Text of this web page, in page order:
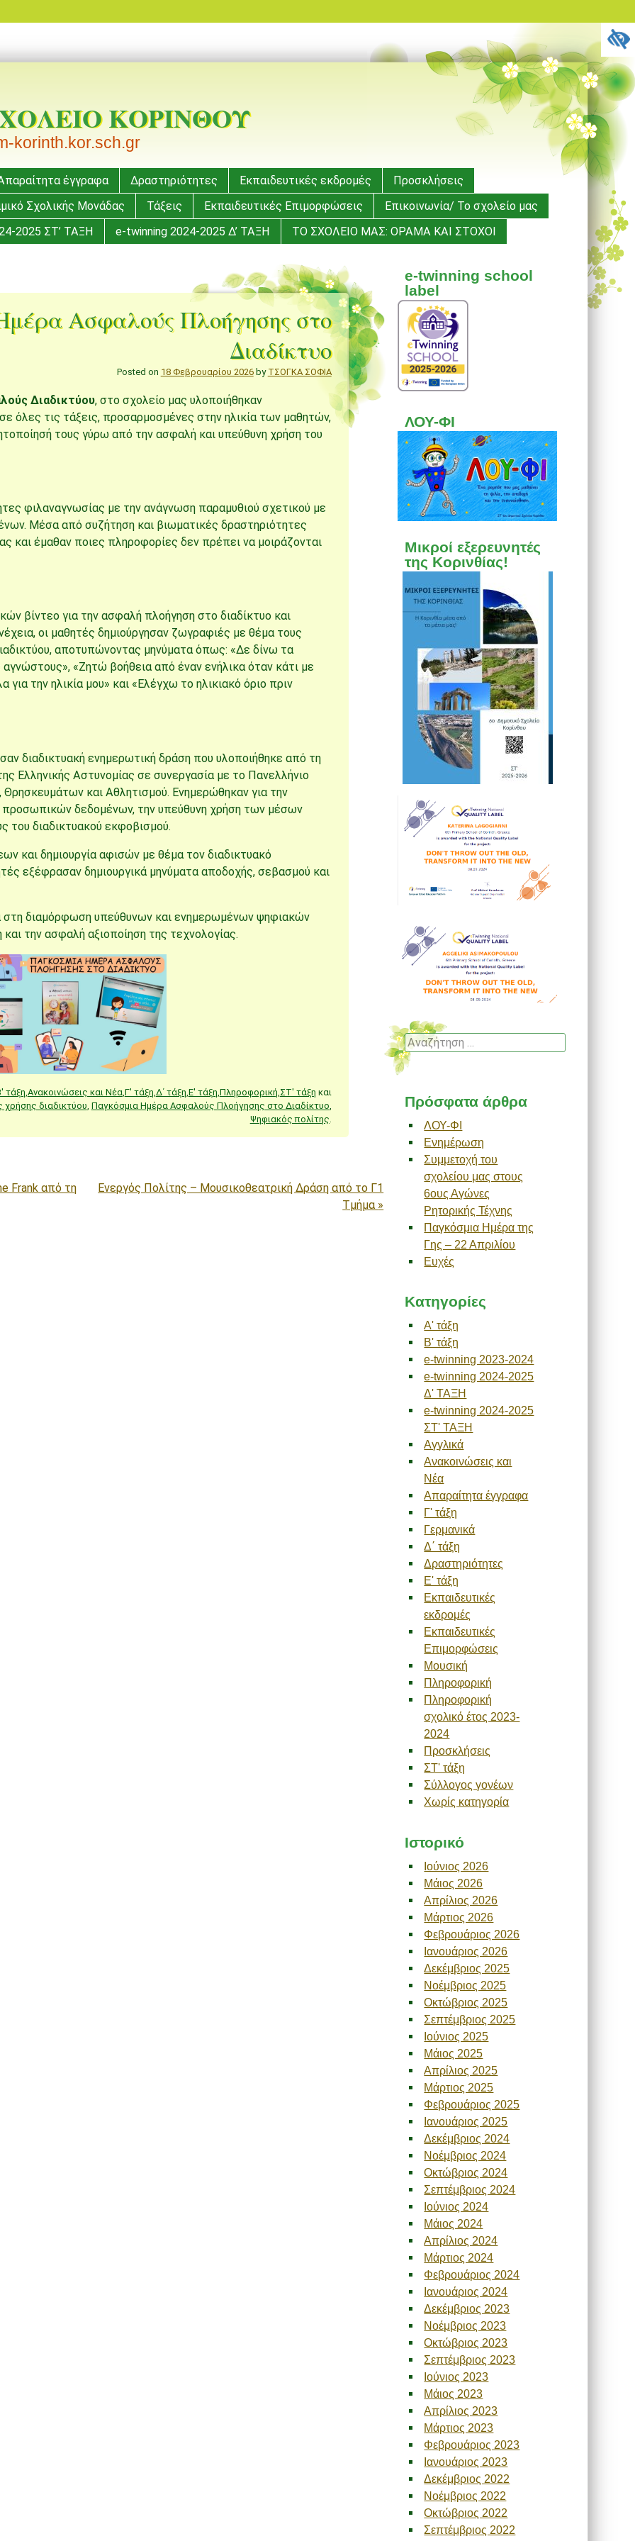
ΚΟΡΙΝΘΟΥ
korinth.kor.sch.gr
έγγραφα Δραστηριότητες Εκπαιδευτικές εκδρομές
Προσκλήσεις
Σχολικής Μονάδας Τάξεις Εκπαιδευτικές Επιμορφώσεις
Επικοινωνία/ Το σχολείο μας
2025 ΣΤ’ ΤΑΞΗ e-twinning 2024-2025 Δ’ ΤΑΞΗ ΤΟ ΣΧΟΛΕΙΟ ΜΑΣ: ΟΡΑΜΑ ΚΑΙ ΣΤΟΧΟΙ
Ασφαλούς Πλοήγησης στο
Διαδίκτυο
Posted on 18 Φεβρουαρίου 2026by ΤΣΟΓΚΑ ΣΟΦΙΑ
Διαδικτύου, στο σχολείο μας υλοποιήθηκαν
όλες τις τάξεις, προσαρμοσμένες στην ηλικία των μαθητών,
τους γύρω από την ασφαλή και υπεύθυνη χρήση του
φιλαναγνωσίας με την ανάγνωση παραμυθιού σχετικού με
Μέσα από συζήτηση και βιωματικές δραστηριότητες
και έμαθαν ποιες πληροφορίες δεν πρέπει να μοιράζονται
βίντεο για την ασφαλή πλοήγηση στο διαδίκτυο και
οι μαθητές δημιούργησαν ζωγραφιές με θέμα τους
αποτυπώνοντας μηνύματα όπως: «Δε δίνω τα
«Ζητώ βοήθεια από έναν ενήλικα όταν κάτι με
για την ηλικία μου» και «Eλέγχω το ηλικιακό όριο πριν
διαδικτυακή ενημερωτική δράση που υλοποιήθηκε από τη
Ελληνικής Αστυνομίας σε συνεργασία με το Πανελλήνιο
Θρησκευμάτων και Αθλητισμού. Ενημερώθηκαν για την
προσωπικών δεδομένων, την υπεύθυνη χρήση των μέσων
του διαδικτυακού εκφοβισμού.
και δημιουργία αφισών με θέμα τον διαδικτυακό
εξέφρασαν δημιουργικά μηνύματα αποδοχής, σεβασμού και
στη διαμόρφωση υπεύθυνων και ενημερωμένων ψηφιακών
την ασφαλή αξιοποίηση της τεχνολογίας.
τάξη,Ανακοινώσεις και Νέα,Γ' τάξη,Δ΄ τάξη,Ε' τάξη,Πληροφορική,ΣΤ' τάξη και
χρήσης διαδικτύου, Παγκόσμια Ημέρα Ασφαλούς Πλοήγησης στο Διαδίκτυο,
Ψηφιακός πολίτης.
Frank από τη
Ενεργός Πολίτης – Μουσικοθεατρική Δράση από το Γ1
Τμήμα »
e-twinning school
label
ΛΟΥ-ΦΙ
Μικροί εξερευνητές
της Κορινθίας!
Αναζήτηση
Πρόσφατα άρθρα
ΛΟΥ-ΦΙ
Ενημέρωση
Συμμετοχή του
σχολείου μας στους
6ους Αγώνες
Ρητορικής Τέχνης
Παγκόσμια Ημέρα της
Γης – 22 Απριλίου
Ευχές
Kατηγορίες
A' τάξη
B' τάξη
e-twinning 2023-2024
e-twinning 2024-2025
Δ' ΤΑΞΗ
e-twinning 2024-2025
ΣΤ' ΤΑΞΗ
Αγγλικά
Ανακοινώσεις και
Νέα
Απαραίτητα έγγραφα
Γ' τάξη
Γερμανικά
Δ΄ τάξη
Δραστηριότητες
Ε' τάξη
Εκπαιδευτικές
εκδρομές
Εκπαιδευτικές
Επιμορφώσεις
Μουσική
Πληροφορική
Πληροφορική
σχολικό έτος 2023-
2024
Προσκλήσεις
ΣΤ' τάξη
Σύλλογος γονέων
Χωρίς κατηγορία
Ιστορικό
Ιούνιος 2026
Μάιος 2026
Απρίλιος 2026
Μάρτιος 2026
Φεβρουάριος 2026
Ιανουάριος 2026
Δεκέμβριος 2025
Νοέμβριος 2025
Οκτώβριος 2025
Σεπτέμβριος 2025
Ιούνιος 2025
Μάιος 2025
Απρίλιος 2025
Μάρτιος 2025
Φεβρουάριος 2025
Ιανουάριος 2025
Δεκέμβριος 2024
Νοέμβριος 2024
Οκτώβριος 2024
Σεπτέμβριος 2024
Ιούνιος 2024
Μάιος 2024
Απρίλιος 2024
Μάρτιος 2024
Φεβρουάριος 2024
Ιανουάριος 2024
Δεκέμβριος 2023
Νοέμβριος 2023
Οκτώβριος 2023
Σεπτέμβριος 2023
Ιούνιος 2023
Μάιος 2023
Απρίλιος 2023
Μάρτιος 2023
Φεβρουάριος 2023
Ιανουάριος 2023
Δεκέμβριος 2022
Νοέμβριος 2022
Οκτώβριος 2022
Σεπτέμβριος 2022